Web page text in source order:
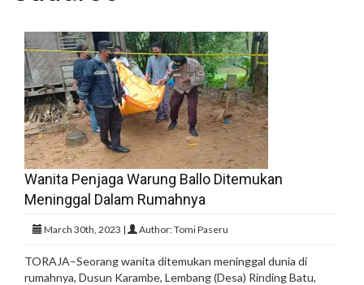
Wanita Penjaga Warung Ballo Ditemukan
Meninggal Dalam Rumahnya
March 30th, 2023 | Author: Tomi Paseru
TORAJA–Seorang wanita ditemukan meninggal dunia di
rumahnya, Dusun Karambe, Lembang (Desa) Rinding Batu,